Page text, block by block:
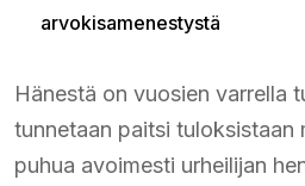
arvokisamenestystä
Hänestä on vuosien varrella
tunnetaan paitsi tuloksistaan
puhua avoimesti urheilijan